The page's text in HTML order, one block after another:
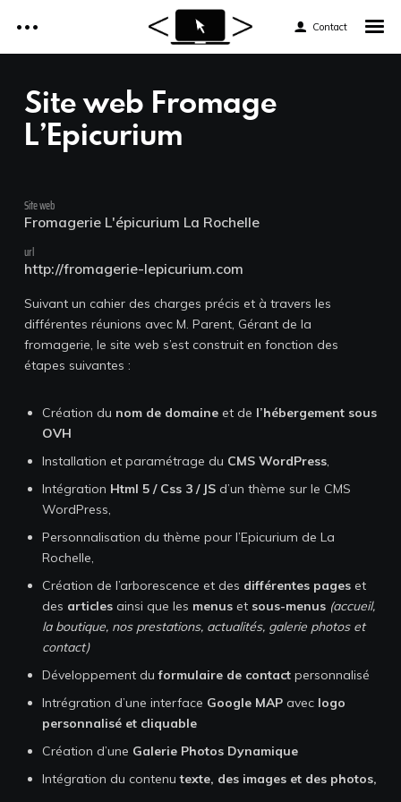
Contact
Site web Fromage
L’Epicurium
Site web
Fromagerie L'épicurium La Rochelle
url
http://fromagerie-lepicurium.com
Suivant un cahier des charges précis et à travers les
différentes réunions avec M. Parent, Gérant de la
fromagerie, le site web s’est construit en fonction des
étapes suivantes :
Création du nom de domaineet de l’hébergement sous
OVH
Installation et paramétrage du CMS WordPress,
Intégration Html 5 / Css 3 / JSd’un thème sur le CMS
WordPress,
Personnalisation du thème pour l’Epicurium de La
Rochelle,
Création de l’arborescence et des différentes pageset
des articlesainsi que les menuset sous-menus (accueil,
la boutique, nos prestations, actualités, galerie photos et
contact)
Développement duformulaire de contactpersonnalisé
Intrégration d’une interface Google MAPavec logo
personnalisé et cliquable
Création d’une Galerie Photos Dynamique
Intégration du contenutexte, des images et des photos,
Réalisations
Tarifs
News et astuces
Accueil
Formations web
News et astuces
Devis et Contact
DEVANDCLIC
Adresse
4 place Olof Palme,
17000 La Rochelle
Téléphone
06.18.75.32.66
Email
contact@devandclic.co